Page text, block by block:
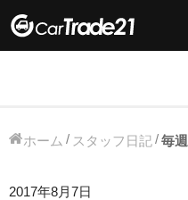
冬タイヤホイール
ホーム スタッフ日記
2017年8月7日